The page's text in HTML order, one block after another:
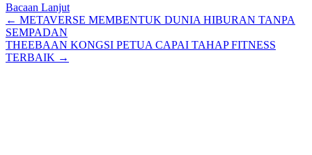
Bacaan Lanjut
Posts
navigation
← METAVERSE MEMBENTUK DUNIA HIBURAN TANPA
SEMPADAN
THEEBAAN KONGSI PETUA CAPAI TAHAP FITNESS
TERBAIK →